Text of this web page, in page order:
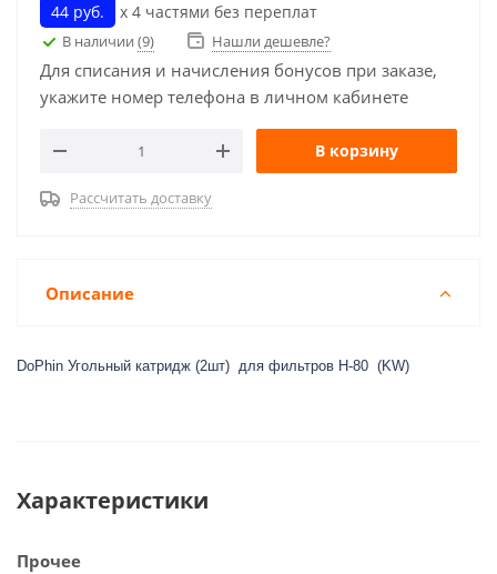
44 руб. х 4 частями без переплат
В наличии (9) Нашли дешевле?
Для списания и начисления бонусов при заказе,
укажите номер телефона в личном кабинете
В корзину
Рассчитать доставку
Описание
DoPhin Угольный катридж (2шт) для фильтров H-80 (KW)
Характеристики
Прочее